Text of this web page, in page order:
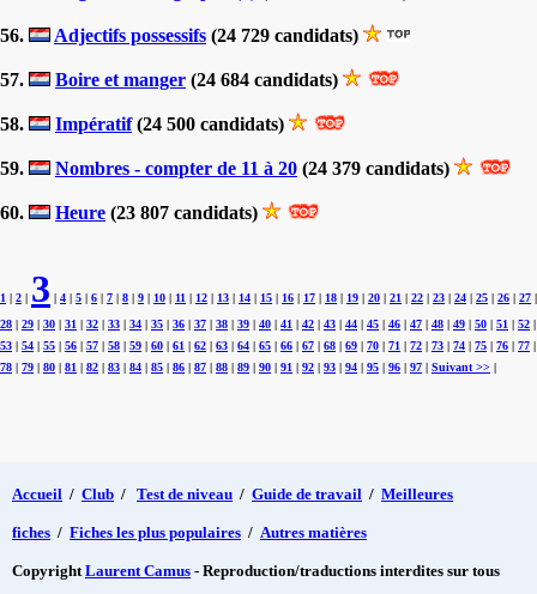
56. Adjectifs possessifs (24 729 candidats)
57. Boire et manger (24 684 candidats)
58. Impératif(24 500 candidats)
59. Nombres - compter de 11 à 20 (24 379 candidats)
60. Heure (23 807 candidats)
1 | 2 | 3 | 4 | 5 | 6 | 7 | 8 | 9 | 10 | 11 | 12 | 13 | 14 | 15 | 16 | 17 | 18 | 19 | 20 | 21 | 22 | 23 | 24 | 25 | 26 | 27 |
28 | 29 | 30 | 31 | 32 | 33 | 34 | 35 | 36 | 37 | 38 | 39 | 40 | 41 | 42 | 43 | 44 | 45 | 46 | 47 | 48 | 49 | 50 | 51 | 52 |
53 | 54 | 55 | 56 | 57 | 58 | 59 | 60 | 61 | 62 | 63 | 64 | 65 | 66 | 67 | 68 | 69 | 70 | 71 | 72 | 73 | 74 | 75 | 76 | 77 |
78 | 79 | 80 | 81 | 82 | 83 | 84 | 85 | 86 | 87 | 88 | 89 | 90 | 91 | 92 | 93 | 94 | 95 | 96 | 97 | Suivant >> |
Accueil / Club / Test de niveau / Guide de travail / Meilleures
fiches / Fiches les plus populaires / Autres matières
CopyrightLaurent Camus - Reproduction/traductions interdites sur tous